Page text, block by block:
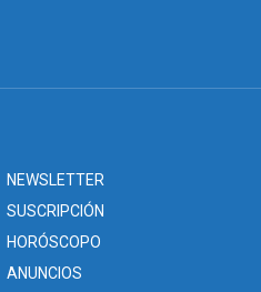
NEWSLETTER
SUSCRIPCIÓN
HORÓSCOPO
ANUNCIOS